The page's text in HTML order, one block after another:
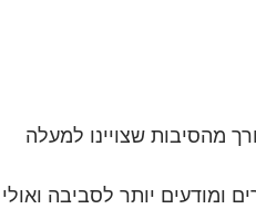
מהסיבות שצויינו למעלה
ומודעים יותר לסביבה ואולי